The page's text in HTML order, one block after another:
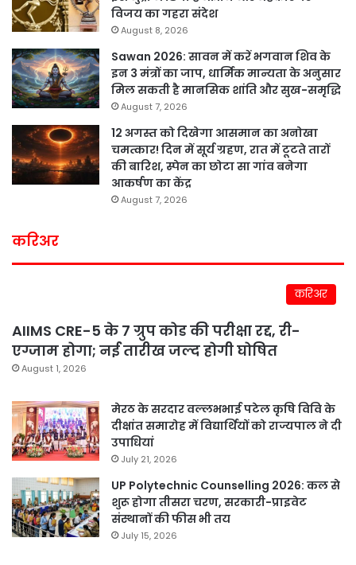
विजय का गहरा संदेश
August 8, 2026
Sawan 2026: सावन में करें भगवान शिव के
इन 3 मंत्रों का जाप, धार्मिक मान्यता के अनुसार
मिल सकती है मानसिक शांति और सुख-समृद्धि
August 7, 2026
12 अगस्त को दिखेगा आसमान का अनोखा
चमत्कार! दिन में सूर्य ग्रहण, रात में टूटते तारों
की बारिश, स्पेन का छोटा सा गांव बनेगा
आकर्षण का केंद्र
August 7, 2026
करिअर
करिअर
AIIMS CRE-5 के 7 ग्रुप कोड की परीक्षा रद्द, री-
एग्जाम होगा; नई तारीख जल्द होगी घोषित
August 1, 2026
मेरठ के सरदार वल्लभभाई पटेल कृषि विवि के
दीक्षांत समारोह में विद्यार्थियों को राज्यपाल ने दी
उपाधियां
July 21, 2026
UP Polytechnic Counselling 2026: कल से
शुरू होगा तीसरा चरण, सरकारी-प्राइवेट
संस्थानों की फीस भी तय
July 15, 2026